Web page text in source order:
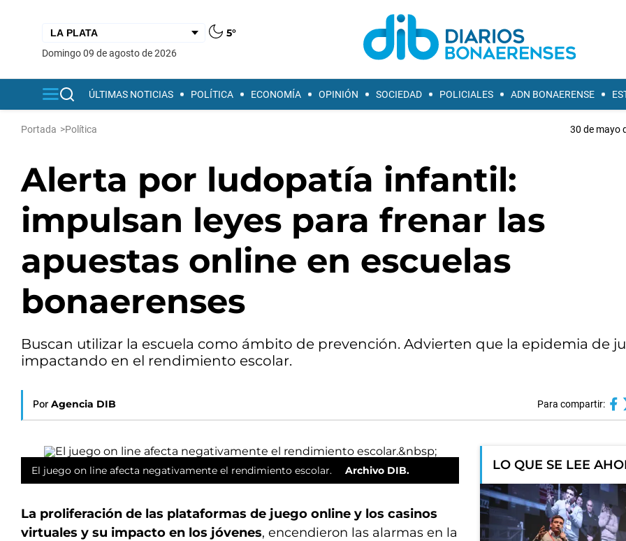
5°
domingo 09 de agosto de 2026
ÚLTIMAS NOTICIAS POLÍTICA ECONOMÍA OPINIÓN SOCIEDAD POLICIALES ADN BONAERENSE
Portada >Política 30 de mayo
Alerta por ludopatía infantil:
impulsan leyes para frenar las
apuestas online en escuelas
bonaerenses
Buscan utilizar la escuela como ámbito de prevención. Advierten que la epidemia de
impactando en el rendimiento escolar.
Por Agencia DIB Para compartir:
El juego on line afecta negativamente el rendimiento escolar. Archivo DIB.
La proliferación de las plataformas de juego online y los casinos
virtuales y su impacto en los jóvenes, encendieron las alarmas en la
LO QUE SE LEE